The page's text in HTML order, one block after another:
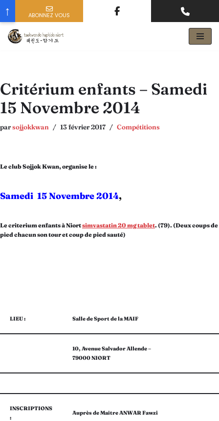
Critérium enfants – Samedi
15 Novembre 2014
parsojjokkwan 13 février 2017 Compétitions
Le club Sojjok Kwan, organise le :
Samedi 15 Novembre 2014,
Le criterium enfants à Niortsimvastatin 20 mg tablet. (79). (Deux coups de
pied chacun son tour et coup de pied sauté)
LIEU : Salle de Sport de la MAIF
10, Avenue Salvador Allende –
79000 NIORT
INSCRIPTIONS
:
Auprès de Maître ANWAR Fawzi
↑ ABONNEZ VOUS